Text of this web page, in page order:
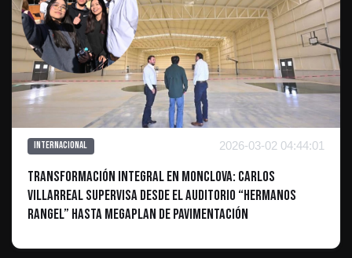
Internacional 2026-03-02 04:44:01
Transformación integral en Monclova: Carlos
Villarreal supervisa desde el Auditorio “Hermanos
Rangel” hasta megaplan de pavimentación